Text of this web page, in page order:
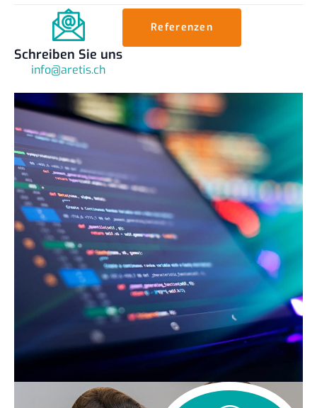
Schreiben Sie uns
info@aretis.ch
Referenzen